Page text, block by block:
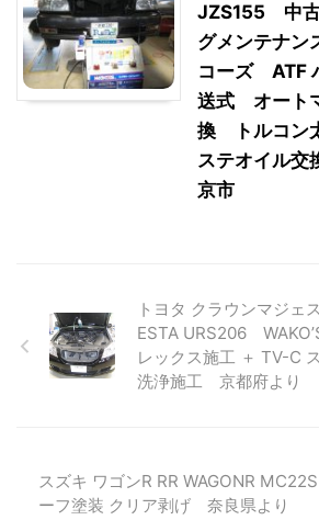
JZS155 中
グメンテナ
コーズ ATF
送式 オート
換 トルコ
ステオイル
京市
トヨタ クラウンマジェ
ESTA URS206
レックス施工 ＋ TV-C
洗浄施工 京都府より
スズキ ワゴンR RR WAGONR
ーフ塗装 クリア剥げ 奈良県より